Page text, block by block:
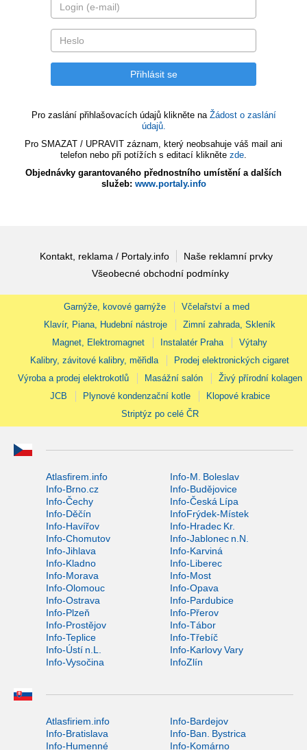
Pro zaslání přihlašovacích údajů klikněte na Žádost o zaslání
údajů.
Pro SMAZAT / UPRAVIT záznam, který neobsahuje váš mail ani
telefon nebo při potížích s editací klikněte zde.
Objednávky garantovaného přednostního umístění a dalších
služeb: www.portaly.info
Kontakt, reklama / Portaly.info
Naše reklamní prvky
Všeobecné obchodní podmínky
Garnýže, kovové garnýže
Včelařství a med
Klavír, Piana, Hudební nástroje
Zimní zahrada, Skleník
Magnet, Elektromagnet
Instalatér Praha
Výtahy
Kalibry, závitové kalibry, měřidla
Prodej elektronických cigaret
Výroba a prodej elektrokotlů
Masážní salón
Živý přírodní kolagen
JCB
Plynové kondenzační kotle
Klopové krabice
Striptýz po celé ČR
Atlasfirem.info
Info-M. Boleslav
Info-Brno.cz
Info-Budějovice
Info-Čechy
Info-Česká Lípa
Info-Děčín
InfoFrýdek-Místek
Info-Havířov
Info-Hradec Kr.
Info-Chomutov
Info-Jablonec n.N.
Info-Jihlava
Info-Karviná
Info-Kladno
Info-Liberec
Info-Morava
Info-Most
Info-Olomouc
Info-Opava
Info-Ostrava
Info-Pardubice
Info-Plzeň
Info-Přerov
Info-Prostějov
Info-Tábor
Info-Teplice
Info-Třebíč
Info-Ústí n.L.
Info-Karlovy Vary
Info-Vysočina
InfoZlín
Atlasfiriem.info
Info-Bardejov
Info-Bratislava
Info-Ban. Bystrica
Info-Humenné
Info-Komárno